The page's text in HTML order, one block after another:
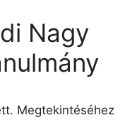
Nagy
Megtekintéséhez